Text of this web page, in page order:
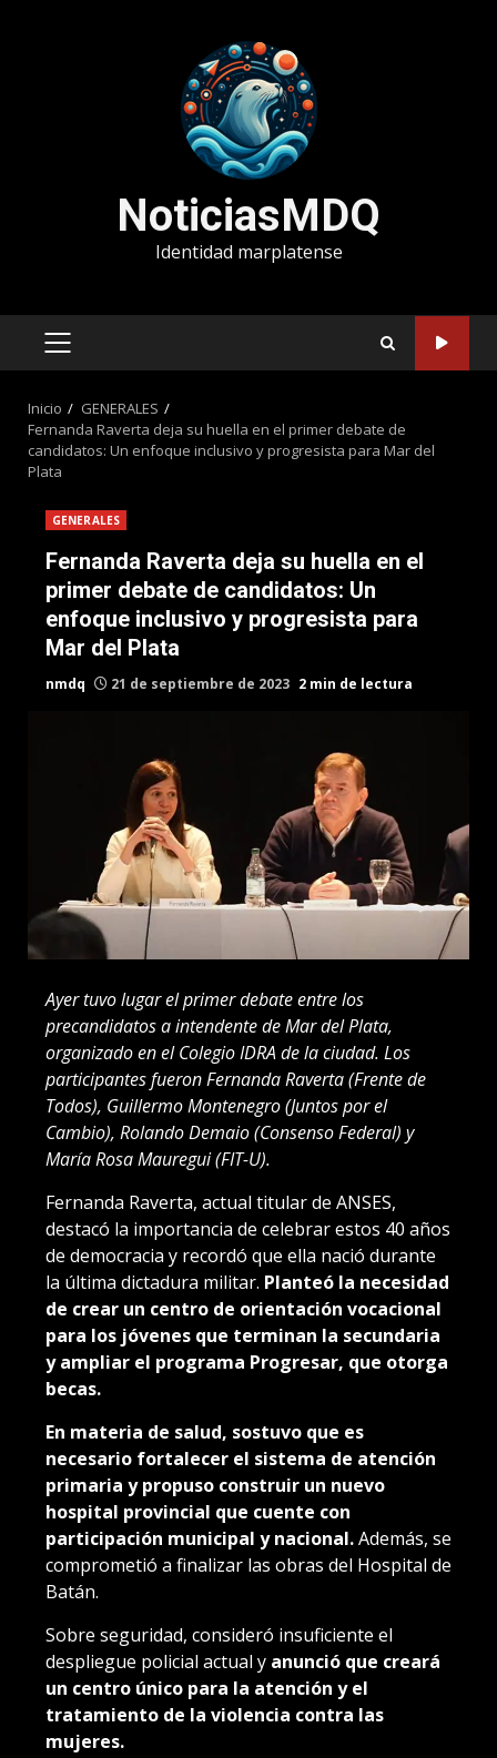
NoticiasMDQ
Identidad marplatense
MENÚ
Inicio
GENERALES
Fernanda Raverta deja su huella en el primer debate de
candidatos: Un enfoque inclusivo y progresista para Mar del
Plata
GENERALES
Fernanda Raverta deja su huella en el
primer debate de candidatos: Un
enfoque inclusivo y progresista para
Mar del Plata
nmdq 21 de septiembre de 2023 2 min de lectura
Ayer tuvo lugar el primer debate entre los
precandidatos a intendente de Mar del Plata,
organizado en el Colegio IDRA de la ciudad. Los
participantes fueron Fernanda Raverta (Frente de
Todos), Guillermo Montenegro (Juntos por el
Cambio), Rolando Demaio (Consenso Federal) y
María Rosa Mauregui (FIT-U).
Fernanda Raverta, actual titular de ANSES,
destacó la importancia de celebrar estos 40 años
de democracia y recordó que ella nació durante
la última dictadura militar. Planteó la necesidad
de crear un centro de orientación vocacional
para los jóvenes que terminan la secundaria
y ampliar el programa Progresar, que otorga
becas.
En materia de salud, sostuvo que es
necesario fortalecer el sistema de atención
primaria y propuso construir un nuevo
hospital provincial que cuente con
participación municipal y nacional.Además, se
comprometió a finalizar las obras del Hospital de
Batán.
Sobre seguridad, consideró insuficiente el
despliegue policial actual y anunció que creará
un centro único para la atención y el
tratamiento de la violencia contra las
mujeres.